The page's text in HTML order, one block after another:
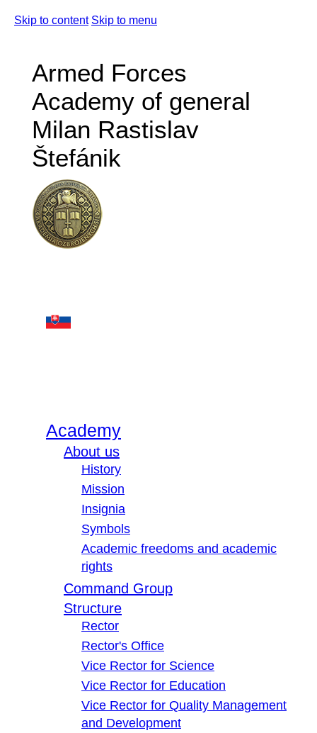
Skip to content Skip to menu
Armed Forces
Academy of general
Milan Rastislav
Štefánik
Academy
About us
History
Mission
Insignia
Symbols
Academic freedoms and academic
rights
Command Group
Structure
Rector
Rector's Office
Vice Rector for Science
Vice Rector for Education
Vice Rector for Quality Management
and Development